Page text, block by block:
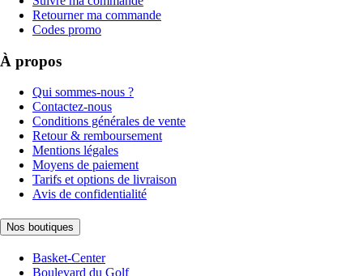
Retourner ma commande
Codes promo
À propos
Qui sommes-nous ?
Contactez-nous
Conditions générales de vente
Retour & remboursement
Mentions légales
Moyens de paiement
Tarifs et options de livraison
Avis de confidentialité
Nos boutiques
Basket-Center
Boulevard du Golf